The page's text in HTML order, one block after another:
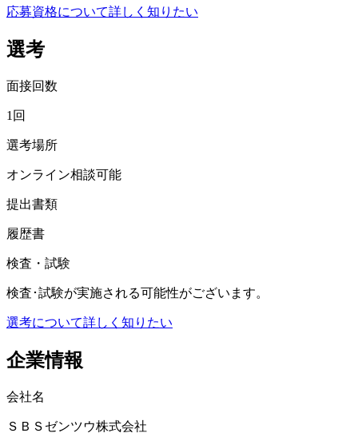
応募資格について詳しく知りたい
選考
面接回数
1回
選考場所
オンライン相談可能
提出書類
履歴書
検査・試験
検査･試験が実施される可能性がございます。
選考について詳しく知りたい
企業情報
会社名
ＳＢＳゼンツウ株式会社